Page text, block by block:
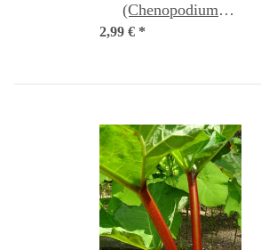
(Chenopodium
bonus-henricus) Bio
2,99 € *